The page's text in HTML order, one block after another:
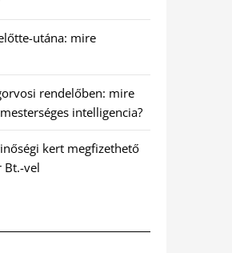
utána: mire
rendelőben: mire
intelligencia?
kert megfizethető
Bt.-vel